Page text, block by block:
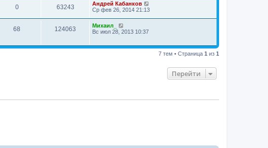
0 63243
Андрей Кабанков
Ср фев 26, 2014 21:13
68 124063
Михаил_
Вс июл 28, 2013 10:37
7 тем • Страница 1 из 1
Перейти